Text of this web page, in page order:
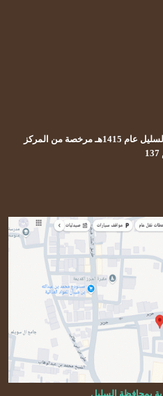
عام 1415هـ
مرخصة من المركز
بمحافظة السليل